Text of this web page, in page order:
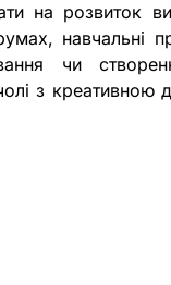
на розвиток
навчальні
чи
з креативною